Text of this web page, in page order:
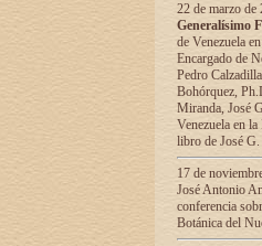
22 de marzo
Generalísimo
de Venezuela
Encargado de
Pedro
Bohórquez,
Miranda, José
Venezuela en
libro de José
17 de
José Antonio
conferencia
Botánica del